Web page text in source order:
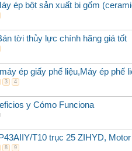
ép bột sản xuất bi gốm
tời thủy lực chính hãng giá tốt
ép giấy phế liệu,Máy ép phế
3 4
y Cómo Funciona
T10 trục 25 ZIHYD,
8 9